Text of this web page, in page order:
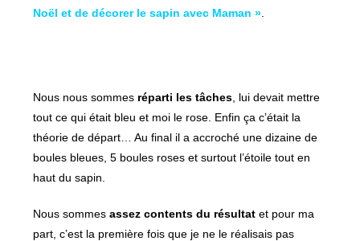
Noël et de décorer le sapin avec Maman »
Nous nous sommes réparti les tâches , lui devait mettre
tout ce qui était bleu et moi le rose. Enfin ça c’était la
théorie de départ… Au final il a accroché une dizaine de
boules bleues, 5 boules roses et surtout l’étoile tout en
haut du sapin.
Nous sommesassez contents du résultat et pour ma
part, c’est la première fois que je ne le réalisais pas